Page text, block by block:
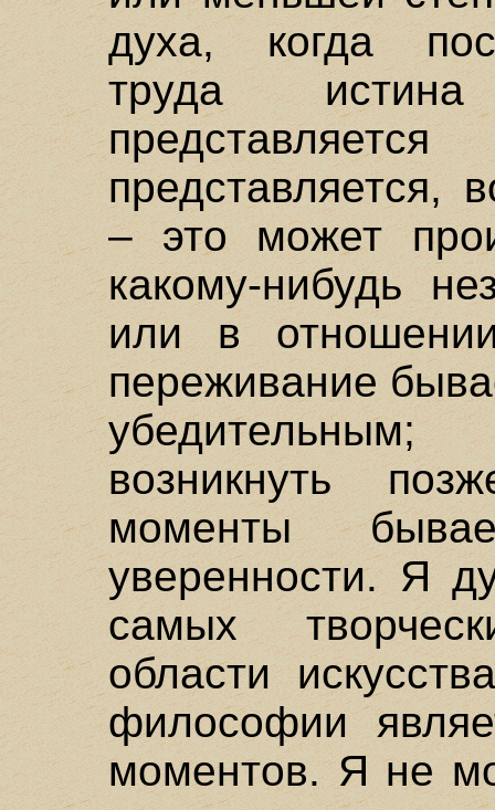
духа, когда
труда
представляется,
– это может
какому-нибудь
или в
переживание
возникнуть
моменты
уверенности. Я
самых
области
философии
моментов. Я не